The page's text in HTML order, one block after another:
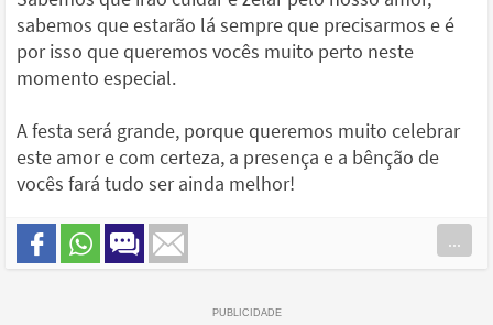
sabemos que estarão lá sempre que precisarmos e é
por isso que queremos vocês muito perto neste
momento especial.
A festa será grande, porque queremos muito celebrar
este amor e com certeza, a presença e a bênção de
vocês fará tudo ser ainda melhor!
...